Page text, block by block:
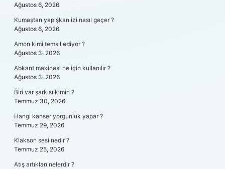
Ağustos 6, 2026
Kumaştan yapışkan izi nasıl geçer ?
Ağustos 6, 2026
Amon kimi temsil ediyor ?
Ağustos 3, 2026
Abkant makinesi ne için kullanılır ?
Ağustos 3, 2026
Biri var şarkısı kimin ?
Temmuz 30, 2026
Hangi kanser yorgunluk yapar ?
Temmuz 29, 2026
Klakson sesi nedir ?
Temmuz 25, 2026
Atış artıkları nelerdir ?